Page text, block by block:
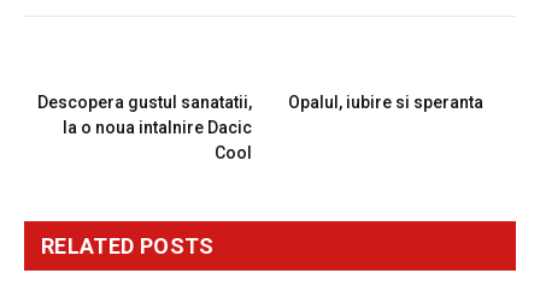
Descopera gustul sanatatii,
la o noua intalnire Dacic
Cool
Opalul, iubire si speranta
RELATED POSTS